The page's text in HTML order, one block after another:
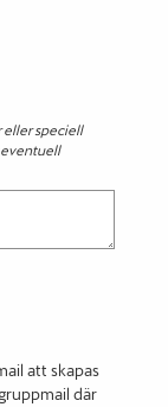
eller speciell
eventuell
att skapas
där